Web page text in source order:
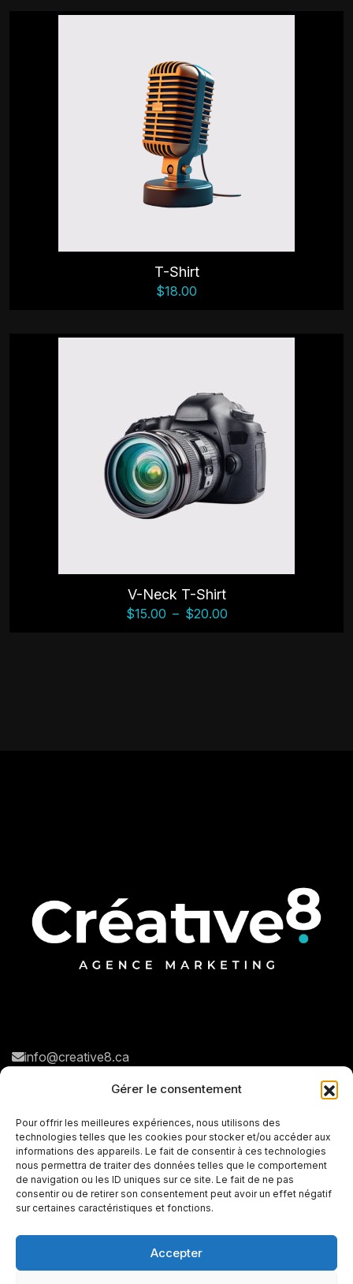
Gérer le consentement
Pour offrir les meilleures expériences, nous utilisons des
technologies telles que les cookies pour stocker et/ou accéder aux
informations des appareils. Le fait de consentir à ces technologies
nous permettra de traiter des données telles que le comportement
de navigation ou les ID uniques sur ce site. Le fait de ne pas
consentir ou de retirer son consentement peut avoir un effet négatif
sur certaines caractéristiques et fonctions.
Accepter
T-Shirt
$18.00
V-Neck T-Shirt
$15.00 – $20.00
info@creative8.ca
Navigation rapide
Nos service s
Portf olio
Contact
Réseaux sociaux
+